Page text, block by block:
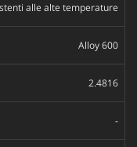
alle alte temperature
Alloy 600
2.4816
-